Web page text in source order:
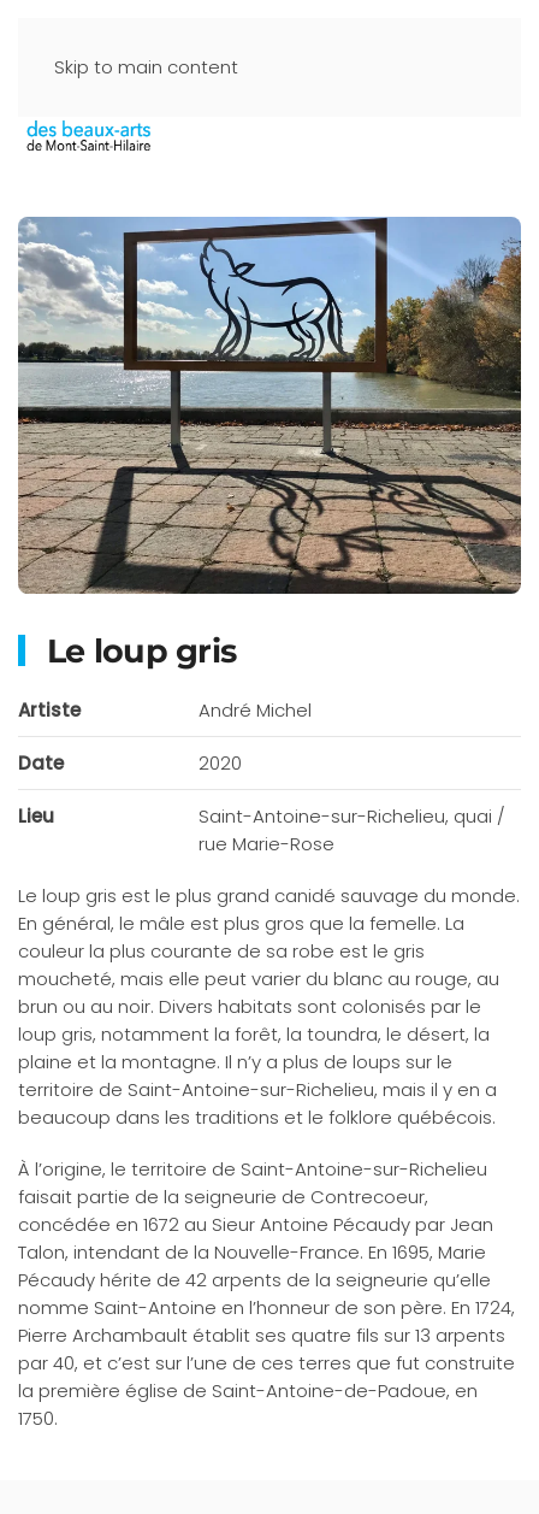
Skip to main content
Le loup gris
Artiste André Michel
Date 2020
Lieu
Saint-Antoine-sur-Richelieu, quai /
rue Marie-Rose
Le loup gris est le plus grand canidé sauvage du monde.
En général, le mâle est plus gros que la femelle. La
couleur la plus courante de sa robe est le gris
moucheté, mais elle peut varier du blanc au rouge, au
brun ou au noir. Divers habitats sont colonisés par le
loup gris, notamment la forêt, la toundra, le désert, la
plaine et la montagne. Il n’y a plus de loups sur le
territoire de Saint-Antoine-sur-Richelieu, mais il y en a
beaucoup dans les traditions et le folklore québécois.
À l’origine, le territoire de Saint-Antoine-sur-Richelieu
faisait partie de la seigneurie de Contrecoeur,
concédée en 1672 au Sieur Antoine Pécaudy par Jean
Talon, intendant de la Nouvelle-France. En 1695, Marie
Pécaudy hérite de 42 arpents de la seigneurie qu’elle
nomme Saint-Antoine en l’honneur de son père. En 1724,
Pierre Archambault établit ses quatre fils sur 13 arpents
par 40, et c’est sur l’une de ces terres que fut construite
la première église de Saint-Antoine-de-Padoue, en
1750.